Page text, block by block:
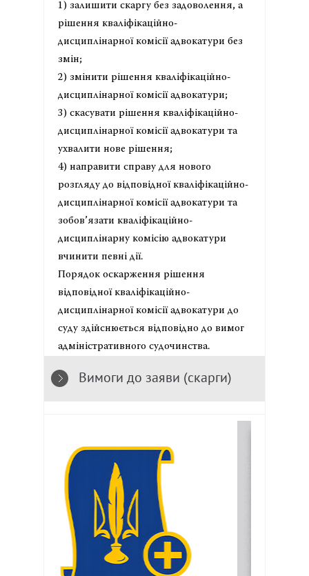
1) залишити скаргу без задоволення, а
рішення кваліфікаційно-
дисциплінарної комісії адвокатури без
змін;
2) змінити рішення кваліфікаційно-
дисциплінарної комісії адвокатури;
3) скасувати рішення кваліфікаційно-
дисциплінарної комісії адвокатури та
ухвалити нове рішення;
4) направити справу для нового
розгляду до відповідної кваліфікаційно-
дисциплінарної комісії адвокатури та
зобов’язати кваліфікаційно-
дисциплінарну комісію адвокатури
вчинити певні дії.
Порядок оскарження рішення
відповідної кваліфікаційно-
дисциплінарної комісії адвокатури до
суду здійснюється відповідно до вимог
адміністративного судочинства.
Вимоги до заяви (скарги)